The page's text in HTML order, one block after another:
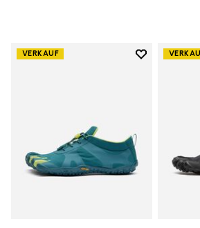
VERKAUF
Add to